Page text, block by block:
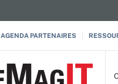
AGENDA PARTENAIRES